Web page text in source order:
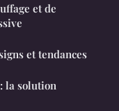
et de
et tendances
la solution